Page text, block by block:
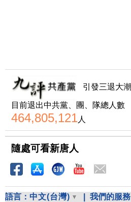
引發三退大潮
目前退出中共黨、團、隊總人數
464,805,121人
隨處可看新唐人
語言： 中文(台灣) 我們的服務